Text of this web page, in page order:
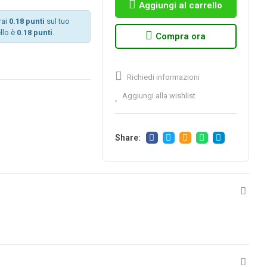
0.18 punti sul tuo
è 0.18 punti
Aggiungi al carrello
Compra ora
Richiedi informazioni
Aggiungi alla wishlist